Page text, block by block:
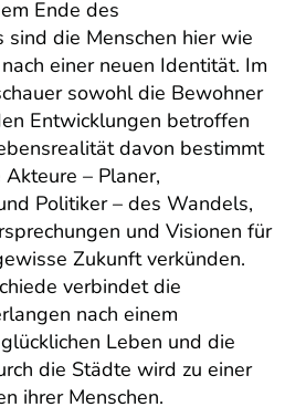
Ende des
sind die Menschen hier wie
einer neuen Identität. Im
sowohl die Bewohner
Entwicklungen betroffen
davon bestimmt
– Planer,
Politiker – des Wandels,
und Visionen für
Zukunft verkünden.
verbindet die
nach einem
Leben und die
die Städte wird zu einer
ihrer Menschen.